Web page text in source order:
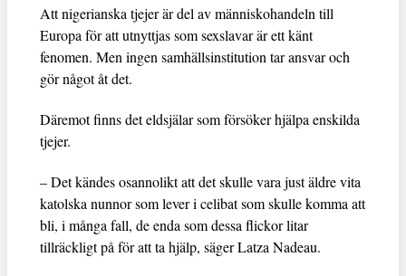
Att nigerianska tjejer är del av människohandeln till
Europa för att utnyttjas som sexslavar är ett känt
fenomen. Men ingen samhällsinstitution tar ansvar och
gör något åt det.
Däremot finns det eldsjälar som försöker hjälpa enskilda
tjejer.
– Det kändes osannolikt att det skulle vara just äldre vita
katolska nunnor som lever i celibat som skulle komma att
bli, i många fall, de enda som dessa flickor litar
tillräckligt på för att ta hjälp, säger Latza Nadeau.